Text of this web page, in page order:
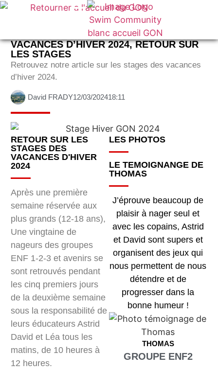
VACANCES D’HIVER 2024, RETOUR SUR
LES STAGES
Retrouvez notre article sur les stages des vacances
d’hiver 2024.
David FRADY12/03/202418:11
RETOUR SUR LES
STAGES DES
VACANCES D'HIVER
2024
Après une première
semaine réservée aux
plus grands (12-18 ans),
Une vingtaine de
nageurs des groupes
ENF 1-2-3 et avenirs se
sont retrouvés pendant
les cinq premiers jours
de la deuxième semaine
sous la responsabilité de
leurs éducateurs Astrid
David et Léa tous les
matins, de 10 heures à
12 heures.
LES PHOTOS
LE TEMOIGNANGE DE
THOMAS
J’éprouve beaucoup de
plaisir à nager seul et
avec les copains, Astrid
et David sont supers et
organisent des jeux qui
nous permettent de nous
détendre et de
progresser dans la
bonne humeur !
THOMAS
GROUPE ENF2